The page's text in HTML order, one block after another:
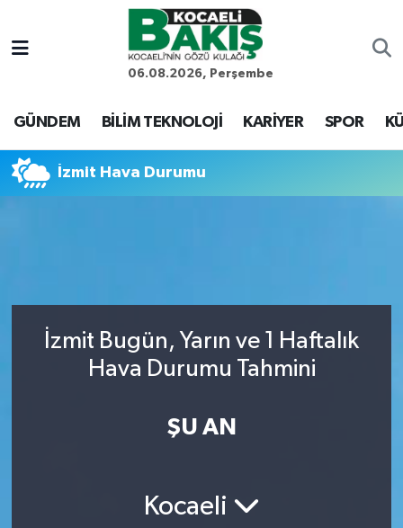
06.08.2026, Perşembe
GÜNDEM BİLİM TEKNOLOJİ KARİYER SPOR
İzmit Hava Durumu
İzmit Bugün, Yarın ve 1 Haftalık
Hava Durumu Tahmini
ŞU AN
Kocaeli
Kocaeli Nöbetçi Eczaneler
Kocaeli Hava Durumu
Haber Arşivi